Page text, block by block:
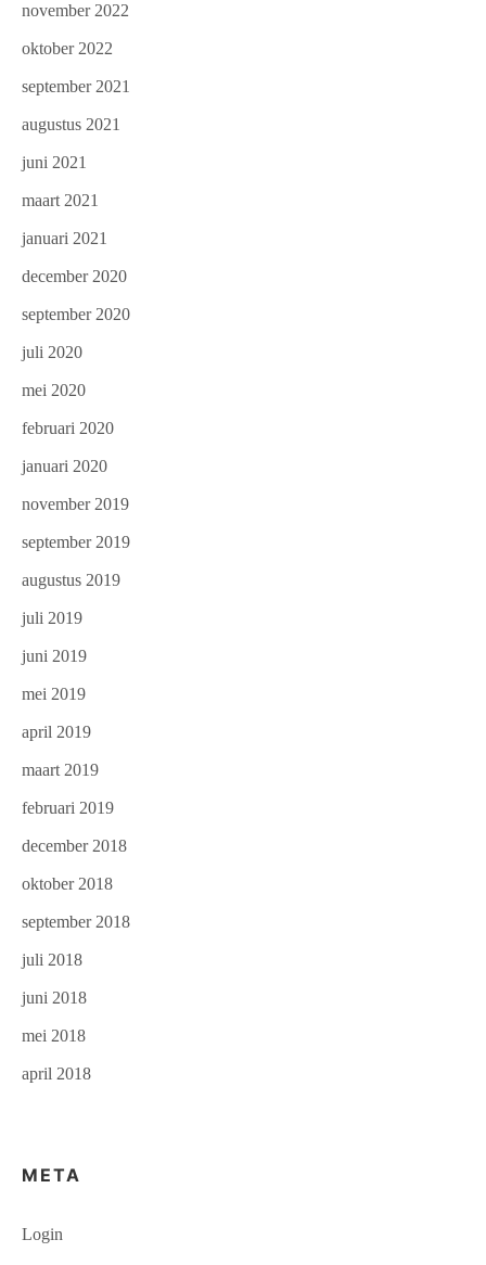
november 2022
oktober 2022
september 2021
augustus 2021
juni 2021
maart 2021
januari 2021
december 2020
september 2020
juli 2020
mei 2020
februari 2020
januari 2020
november 2019
september 2019
augustus 2019
juli 2019
juni 2019
mei 2019
april 2019
maart 2019
februari 2019
december 2018
oktober 2018
september 2018
juli 2018
juni 2018
mei 2018
april 2018
META
Login